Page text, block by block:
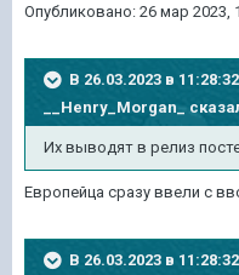
Опубликовано: 26 мар 2023,
В 26.03.2023 в
__Henry_Morgan_
Их выводят в релиз
Европейца сразу ввели с
В 26.03.2023 в